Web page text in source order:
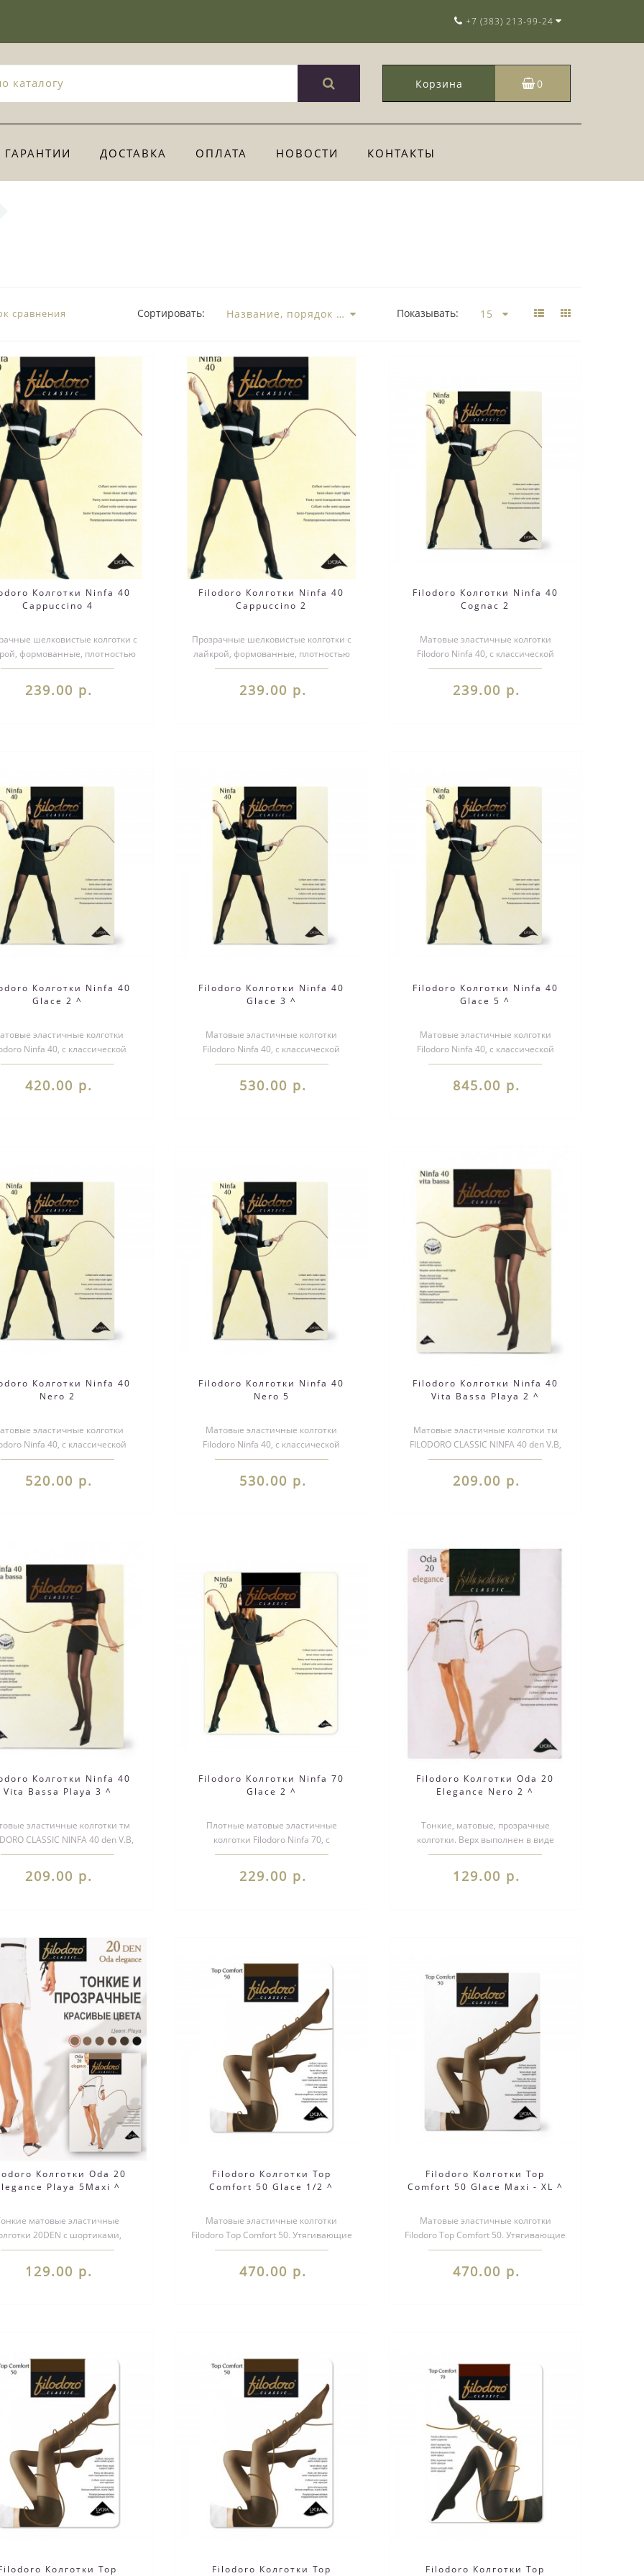
+7 (383) 213-99-24
Корзина 0
ГАРАНТИИ ДОСТАВКА ОПЛАТА НОВОСТИ КОНТАКТЫ
сравнения Сортировать: Показывать:
Колготки Ninfa 40
Cappuccino 4
шелковистые колготки с
формованные, плотностью
ден, с широким комфортным
пояс..
239.00 р.
Filodoro Колготки Ninfa 40
Cappuccino 2
Прозрачные шелковистые колготки с
лайкрой, формованные, плотностью
40 ден, с широким комфортным
пояс..
239.00 р.
Filodoro Колготки Ninfa 40
Cognac 2
Матовые эластичные колготки
Filodoro Ninfa 40, с классической
посадкой - на талии. Однородные по
все..
239.00 р.
Колготки Ninfa 40
Glace 2 ^
эластичные колготки
Ninfa 40, с классической
- на талии. Однородные по
все..
420.00 р.
Filodoro Колготки Ninfa 40
Glace 3 ^
Матовые эластичные колготки
Filodoro Ninfa 40, с классической
посадкой - на талии. Однородные по
все..
530.00 р.
Filodoro Колготки Ninfa 40
Glace 5 ^
Матовые эластичные колготки
Filodoro Ninfa 40, с классической
посадкой - на талии. Однородные по
все..
845.00 р.
Колготки Ninfa 40
Nero 2
эластичные колготки
Ninfa 40, с классической
- на талии. Однородные по
все..
520.00 р.
Filodoro Колготки Ninfa 40
Nero 5
Матовые эластичные колготки
Filodoro Ninfa 40, с классической
посадкой - на талии. Однородные по
все..
530.00 р.
Filodoro Колготки Ninfa 40
Vita Bassa Playa 2 ^
Матовые эластичные колготки тм
FILODORO CLASSIC NINFA 40 den V.B,
однородные по всей длине, с
заниже..
209.00 р.
Колготки Ninfa 40
Vita Bassa Playa 3 ^
эластичные колготки тм
CLASSIC NINFA 40 den V.B,
однородные по всей длине, с
заниже..
209.00 р.
Filodoro Колготки Ninfa 70
Glace 2 ^
Плотные матовые эластичные
колготки Filodoro Ninfa 70, с
классической посадкой - на талии.
Однородны..
229.00 р.
Filodoro Колготки Oda 20
Elegance Nero 2 ^
Тонкие, матовые, прозрачные
колготки. Верх выполнен в виде
уплотнённых шортиков, без
ластовицы. С ко..
129.00 р.
Колготки Oda 20
Playa 5Maxi ^
матовые эластичные
20DEN с шортиками,
швом, укрепленным
мыском. ..
129.00 р.
Filodoro Колготки Top
Comfort 50 Glace 1/2 ^
Матовые эластичные колготки
Filodoro Top Comfort 50. Утягивающие
шортики создают эффект плоского
жив..
470.00 р.
Filodoro Колготки Top
Comfort 50 Glace Maxi - XL ^
Матовые эластичные колготки
Filodoro Top Comfort 50. Утягивающие
шортики создают эффект плоского
жив..
470.00 р.
Колготки Top
Filodoro Колготки Top
Filodoro Колготки Top